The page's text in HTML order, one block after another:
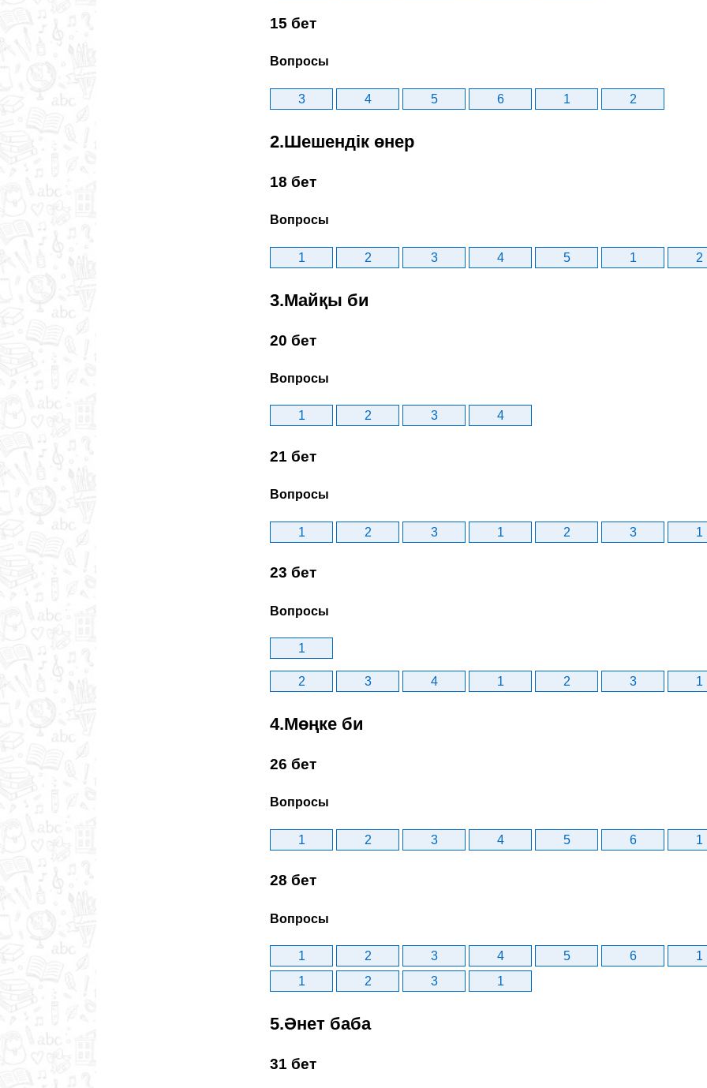
15 бет
Вопросы
3 4 5 6 1 2
2.Шешендік өнер
18 бет
Вопросы
1 2 3 4 5 1 2
3.Майқы би
20 бет
Вопросы
1 2 3 4
21 бет
Вопросы
1 2 3 1 2 3 1
23 бет
Вопросы
1
2 3 4 1 2 3 1
4.Мөңке би
26 бет
Вопросы
1 2 3 4 5 6 1
28 бет
Вопросы
1 2 3 4 5 6
1
1
2 3 1
5.Әнет баба
31 бет